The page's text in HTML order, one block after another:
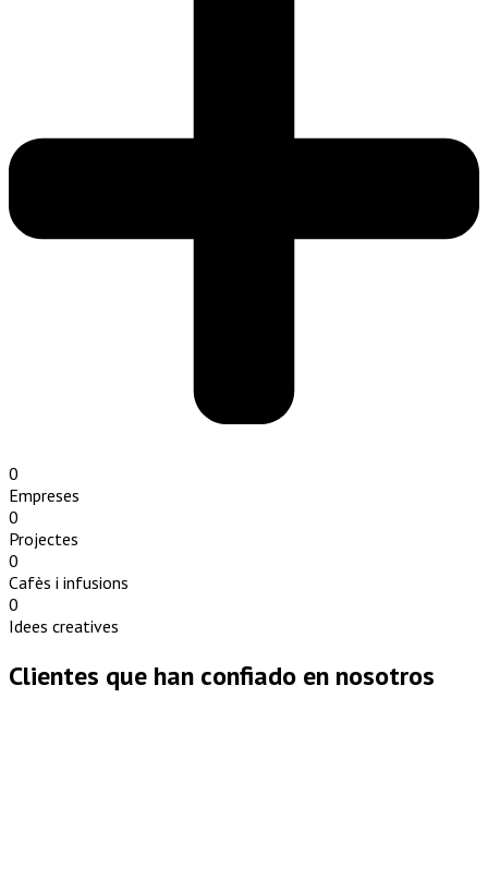
0
Empreses
0
Projectes
0
Cafès i infusions
0
Idees creatives
Clientes que han confiado en nosotros